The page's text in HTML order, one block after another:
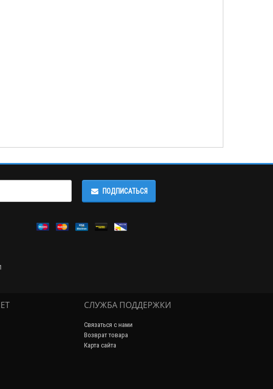
ПОДПИСАТЬСЯ
СЛУЖБА ПОДДЕРЖКИ
Связаться с нами
Возврат товара
Карта сайта